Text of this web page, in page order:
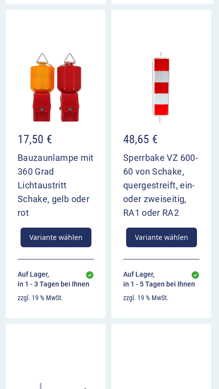
17,50 €
Bauzaunlampe mit
360 Grad
Lichtaustritt
Schake, gelb oder
rot
Variante wählen
Auf Lager,
in 1 - 3 Tagen bei Ihnen
zzgl. 19 % MwSt.
48,65 €
Sperrbake VZ 600-
60 von Schake,
quergestreift, ein-
oder zweiseitig,
RA1 oder RA2
Variante wählen
Auf Lager,
in 1 - 5 Tagen bei Ihnen
zzgl. 19 % MwSt.